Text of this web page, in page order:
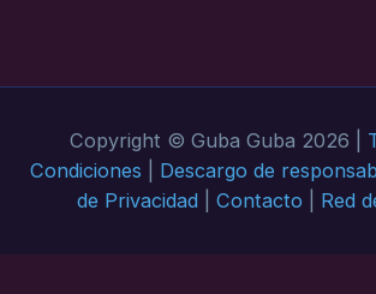
Copyright © Guba Guba 2026 |
Condiciones
Descargo de
de Privacidad
Contacto Red